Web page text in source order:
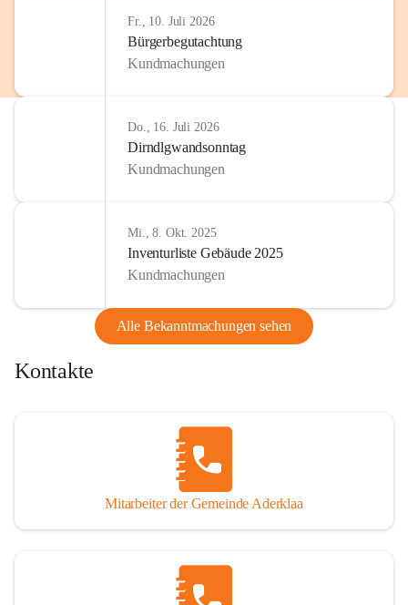
Fr., 10. Juli 2026
Bürgerbegutachtung
Kundmachungen
Do., 16. Juli 2026
Dirndlgwandsonntag
Kundmachungen
Mi., 8. Okt. 2025
Inventurliste Gebäude 2025
Kundmachungen
Alle Bekanntmachungen sehen
Kontakte
Mitarbeiter der Gemeinde Aderklaa